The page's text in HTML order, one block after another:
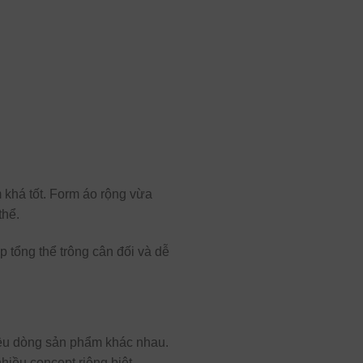
tốt. Form áo rộng vừa
tổng thể trông cân đối và dễ
dòng sản phẩm khác nhau.